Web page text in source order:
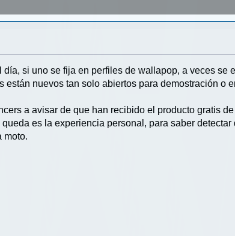
si uno se fija en perfiles de wallapop, a veces se
nuevos tan solo abiertos para demostración o
a avisar de que han recibido el producto gratis
es la experiencia personal, para saber detectar
moto.